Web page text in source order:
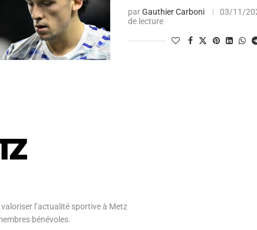
parGauthier Carboni 03/11/
de lecture
l’actualité sportive à Metz
bénévoles.